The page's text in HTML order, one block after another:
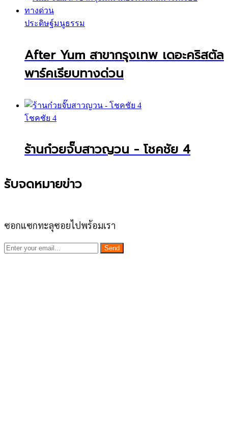
ประดิษฐ์มนูธรรม
After Yum สาขากรุงเทพ เดอะคริสตัล
พาร์คเรียบทางด่วน
โชคชัย 4
ร้านก๋วยจั๊บสาวญวน - โชคชัย 4
รับจดหมายข่าว
ซอกแซกทะลุซอยไปพร้อมเรา
Send